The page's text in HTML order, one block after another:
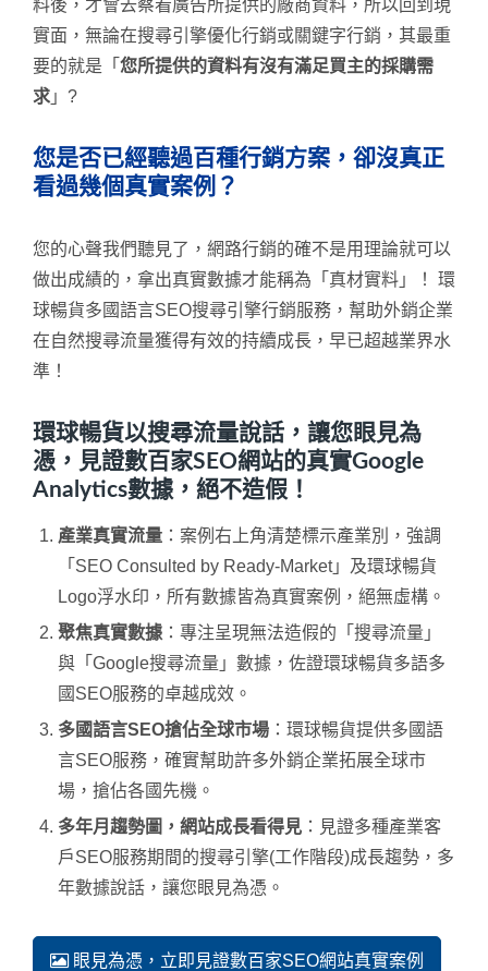
料後，才會去察看廣告所提供的廠商資料，所以回到現
實面，無論在搜尋引擎優化行銷或關鍵字行銷，其最重
要的就是「 您所提供的資料有沒有滿足買主的採購需
求 」?
您是否已經聽過百種行銷方案，卻沒真正
看過幾個真實案例？
您的心聲我們聽見了，網路行銷的確不是用理論就可以
做出成績的，拿出真實數據才能稱為「真材實料」！ 環
球暢貨多國語言SEO搜尋引擎行銷服務，幫助外銷企業
在自然搜尋流量獲得有效的持續成長，早已超越業界水
準！
環球暢貨以搜尋流量說話，讓您眼見為
憑，見證數百家SEO網站的真實Google
Analytics數據，絕不造假！
產業真實流量 ：案例右上角清楚標示產業別，強調
「SEO Consulted by Ready-Market」及環球暢貨
Logo浮水印，所有數據皆為真實案例，絕無虛構。
聚焦真實數據 ：專注呈現無法造假的「搜尋流量」
與「Google搜尋流量」數據，佐證環球暢貨多語多
國SEO服務的卓越成效。
多國語言SEO搶佔全球市場 ：環球暢貨提供多國語
言SEO服務，確實幫助許多外銷企業拓展全球市
場，搶佔各國先機。
多年月趨勢圖，網站成長看得見 ：見證多種產業客
戶SEO服務期間的搜尋引擎(工作階段)成長趨勢，多
年數據說話，讓您眼見為憑。
眼見為憑，立即見證數百家SEO網站真實案例